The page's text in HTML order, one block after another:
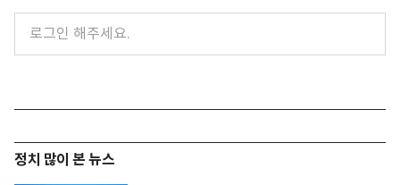
정치 많이 본 뉴스